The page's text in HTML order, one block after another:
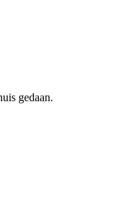
gedaan.